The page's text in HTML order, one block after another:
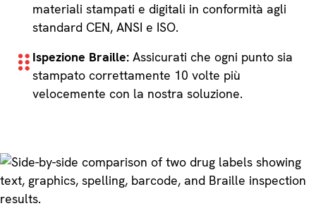
materiali stampati e digitali in conformità agli
standard CEN, ANSI e ISO.
Ispezione Braille: Assicurati che ogni punto sia
stampato correttamente 10 volte più
velocemente con la nostra soluzione.